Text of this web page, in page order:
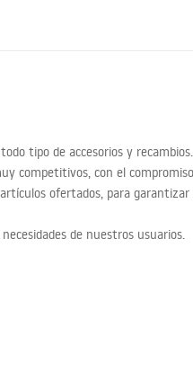
tipo de accesorios y recambios.
competitivos, con el
ofertados, para garantizar
de nuestros usuarios.